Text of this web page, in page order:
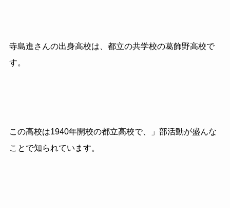
寺島進さんの出身高校は、都立の共学校の葛飾野高校で
す。
この高校は1940年開校の都立高校で、」部活動が盛んな
ことで知られています。